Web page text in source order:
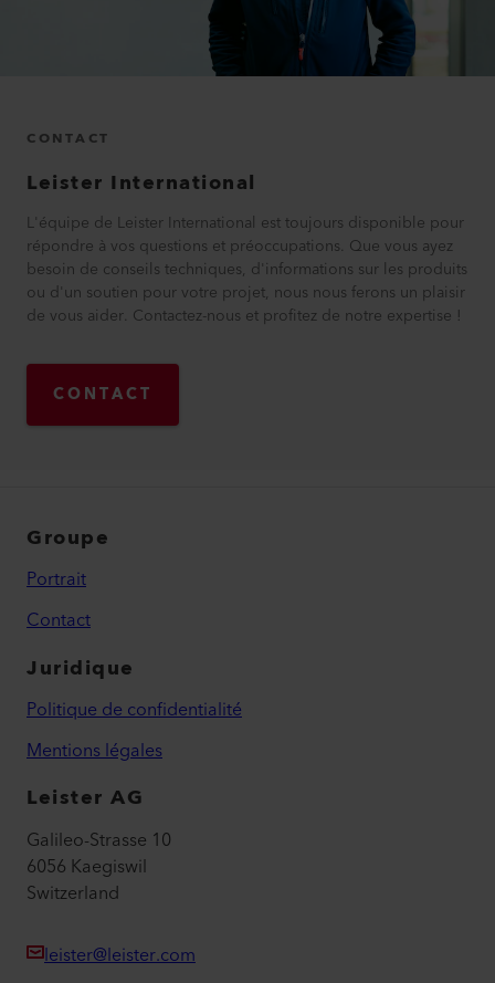
CONTACT
Leister International
L'équipe de Leister International est toujours disponible pour
répondre à vos questions et préoccupations. Que vous ayez
besoin de conseils techniques, d'informations sur les produits
ou d'un soutien pour votre projet, nous nous ferons un plaisir
de vous aider. Contactez-nous et profitez de notre expertise !
CONTACT
Groupe
Portrait
Contact
Juridique
Politique de confidentialité
Mentions légales
Leister AG
Galileo-Strasse 10
6056 Kaegiswil
Switzerland
leister@leister.com